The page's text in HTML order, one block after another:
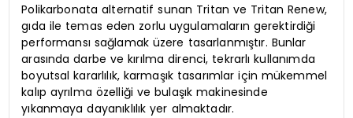
Polikarbonata alternatif sunan Tritan ve Tritan Renew,
gıda ile temas eden zorlu uygulamaların gerektirdiği
performansı sağlamak üzere tasarlanmıştır. Bunlar
arasında darbe ve kırılma direnci, tekrarlı kullanımda
boyutsal kararlılık, karmaşık tasarımlar için mükemmel
kalıp ayrılma özelliği ve bulaşık makinesinde
yıkanmaya dayanıklılık yer almaktadır.